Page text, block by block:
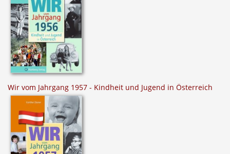
Wir vom Jahrgang 1957 - Kindheit und Jugend in Österreich